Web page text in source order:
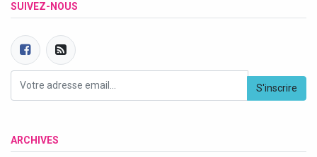
SUIVEZ-NOUS
S'inscrire
ARCHIVES